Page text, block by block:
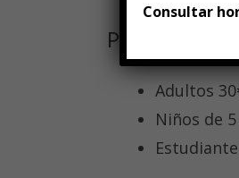
Precios
Adultos
Niños de
Consultar